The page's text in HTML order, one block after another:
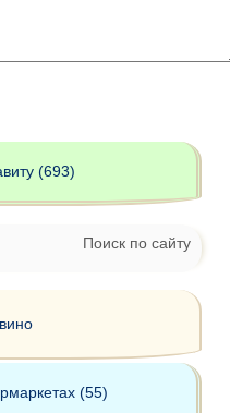
(693)
Поиск по сайту
(55)